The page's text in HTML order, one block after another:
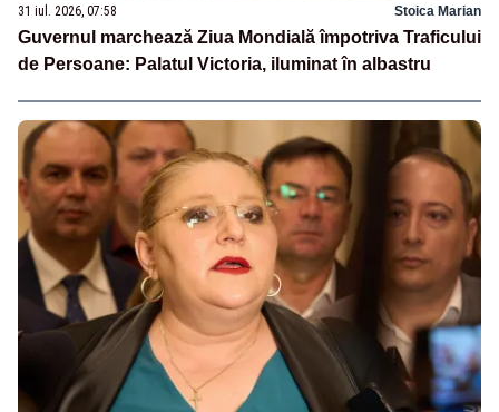
31 iul. 2026, 07:58 Stoica Marian
Guvernul marchează Ziua Mondială împotriva Traficului
de Persoane: Palatul Victoria, iluminat în albastru